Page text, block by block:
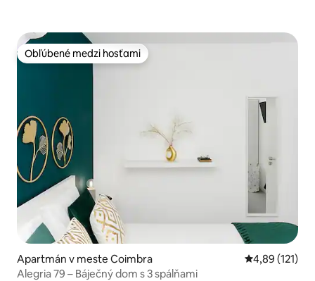
Obľúbené medzi hosťami
Obľúbené medzi hosťami
Apartmán v meste Coimbra Priemerné
4,89 (121)
Alegria 79 – Báječný dom s 3 spálňami